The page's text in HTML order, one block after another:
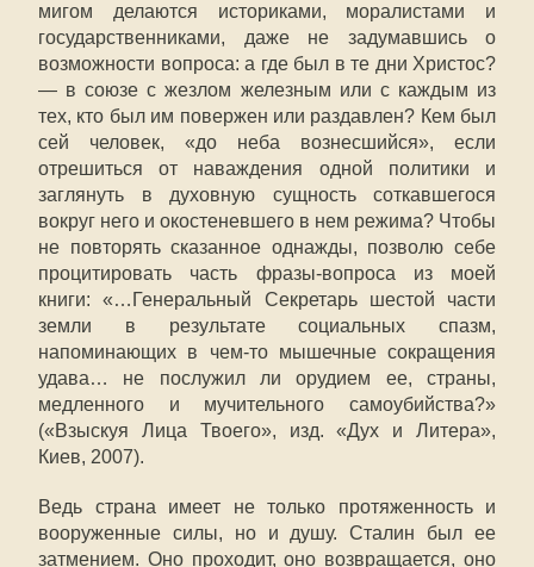
мигом делаются историками, моралистами и
государственниками, даже не задумавшись о
возможности вопроса: а где был в те дни Христос?
— в союзе с жезлом железным или с каждым из
тех, кто был им повержен или раздавлен? Кем был
сей человек, «до неба вознесшийся», если
отрешиться от наваждения одной политики и
заглянуть в духовную сущность соткавшегося
вокруг него и окостеневшего в нем режима? Чтобы
не повторять сказанное однажды, позволю себе
процитировать часть фразы-вопроса из моей
книги: «…Генеральный Секретарь шестой части
земли в результате социальных спазм,
напоминающих в чем-то мышечные сокращения
удава… не послужил ли орудием ее, страны,
медленного и мучительного самоубийства?»
(«Взыскуя Лица Твоего», изд. «Дух и Литера»,
Киев, 2007).
Ведь страна имеет не только протяженность и
вооруженные силы, но и душу. Сталин был ее
затмением. Оно проходит, оно возвращается, оно